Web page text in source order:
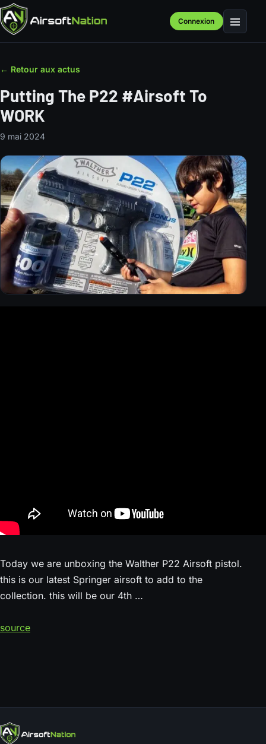
Connexion Menu
← Retour aux actus
Putting The P22 #Airsoft To
WORK
9 mai 2024
Today we are unboxing the Walther P22 Airsoft pistol.
this is our latest Springer airsoft to add to the
collection. this will be our 4th …
source